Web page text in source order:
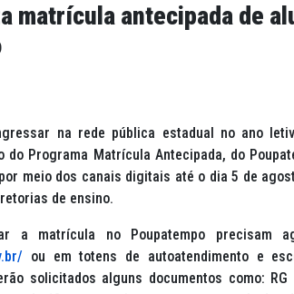
matrícula antecipada de
na rede pública estadual no ano
Programa Matrícula Antecipada, do
meio dos canais digitais até o dia 5 de
de ensino.
a matrícula no Poupatempo precisam
ou em totens de autoatendimento e
solicitados alguns documentos como: